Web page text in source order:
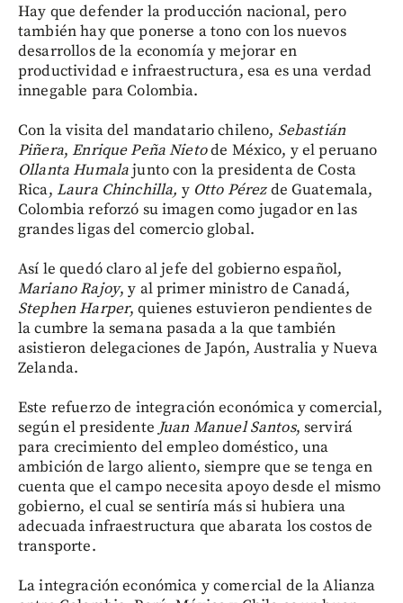
Hay que defender la producción nacional, pero
también hay que ponerse a tono con los nuevos
desarrollos de la economía y mejorar en
productividad e infraestructura, esa es una verdad
innegable para Colombia.
Con la visita del mandatario chileno, Sebastián
Piñera,Enrique Peña Nietode México, y el peruano
Ollanta Humalajunto con la presidenta de Costa
Rica, Laura Chinchilla, y Otto Pérezde Guatemala,
Colombia reforzó su imagen como jugador en las
grandes ligas del comercio global.
Así le quedó claro al jefe del gobierno español,
Mariano Rajoy, y al primer ministro de Canadá,
Stephen Harper, quienes estuvieron pendientes de
la cumbre la semana pasada a la que también
asistieron delegaciones de Japón, Australia y Nueva
Zelanda.
Este refuerzo de integración económica y comercial,
según el presidente Juan Manuel Santos, servirá
para crecimiento del empleo doméstico, una
ambición de largo aliento, siempre que se tenga en
cuenta que el campo necesita apoyo desde el mismo
gobierno, el cual se sentiría más si hubiera una
adecuada infraestructura que abarata los costos de
transporte.
La integración económica y comercial de la Alianza